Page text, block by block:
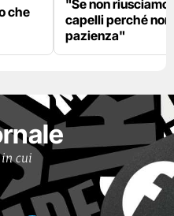
che
"Se non riusciamo
capelli perché
pazienza"
in cui